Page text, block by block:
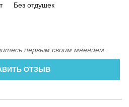
Без отдушек
первым своим мнением.
ОТЗЫВ